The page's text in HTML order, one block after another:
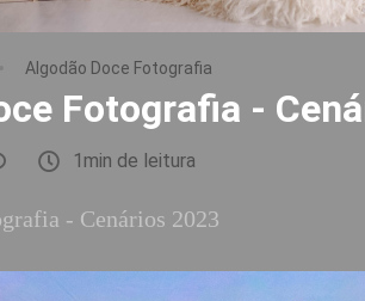
Algodão Doce Fotografia
Fotografia -
1min de leitura
- Cenários 2023